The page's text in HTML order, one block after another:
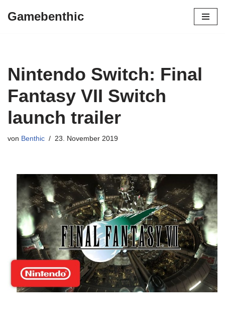
Gamebenthic
Nintendo Switch: Final
Fantasy VII Switch
launch trailer
von Benthic 23. November 2019